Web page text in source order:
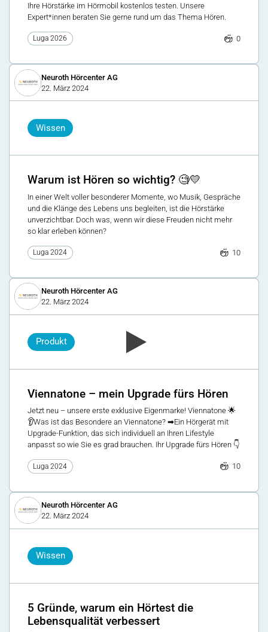
Ihre Hörstärke im Hörmobil kostenlos testen. Unsere
Expert*innen beraten Sie gerne rund um das Thema Hören.
Luga 2026 0
Neuroth Hörcenter AG
22. März 2024
Wissen
Warum ist Hören so wichtig? 🧐💛
In einer Welt voller besonderer Momente, wo Musik, Gespräche
und die Klänge des Lebens uns begleiten, ist die Hörstärke
unverzichtbar. Doch was, wenn wir diese Freuden nicht mehr
so klar erleben können?
Luga 2024 10
Neuroth Hörcenter AG
22. März 2024
Produkt
Viennatone – mein Upgrade fürs Hören
Jetzt neu – unsere erste exklusive Eigenmarke! Viennatone 🌟
👂Was ist das Besondere an Viennatone? ➡Ein Hörgerät mit
Upgrade-Funktion, das sich individuell an Ihren Lifestyle
anpasst so wie Sie es grad brauchen. Ihr Upgrade fürs Hören 👇
Luga 2024 10
Neuroth Hörcenter AG
22. März 2024
Wissen
5 Gründe, warum ein Hörtest die
Lebensqualität verbessert